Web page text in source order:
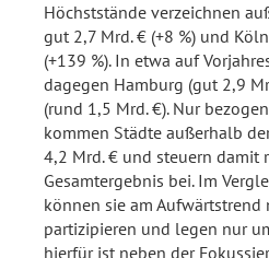
Höchststände verzeichnen
gut 2,7 Mrd. € (+8 %) und
(+139 %). In etwa auf
dagegen Hamburg (gut 2,9
(rund 1,5 Mrd. €). Nur
kommen Städte außerhalb
4,2 Mrd. € und steuern damit
Gesamtergebnis bei. Im
können sie am
partizipieren und legen nur
hierfür ist neben der